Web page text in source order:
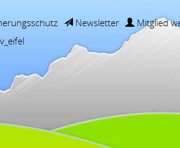
Newsletter Mitglied